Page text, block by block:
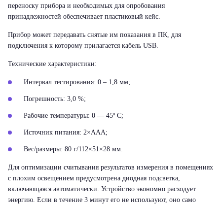
переноску прибора и необходимых для опробования
принадлежностей обеспечивает пластиковый кейс.
Прибор может передавать снятые им показания в ПК, для
подключения к которому прилагается кабель USB.
Технические характеристики:
Интервал тестирования: 0 – 1,8 мм;
Погрешность: 3,0 %;
Рабочие температуры: 0 — 45º С;
Источник питания: 2×ААА;
Вес/размеры: 80 г/112×51×28 мм.
Для оптимизации считывания результатов измерения в помещениях
с плохим освещением предусмотрена диодная подсветка,
включающаяся автоматически. Устройство экономно расходует
энергию. Если в течение 3 минут его не используют, оно само